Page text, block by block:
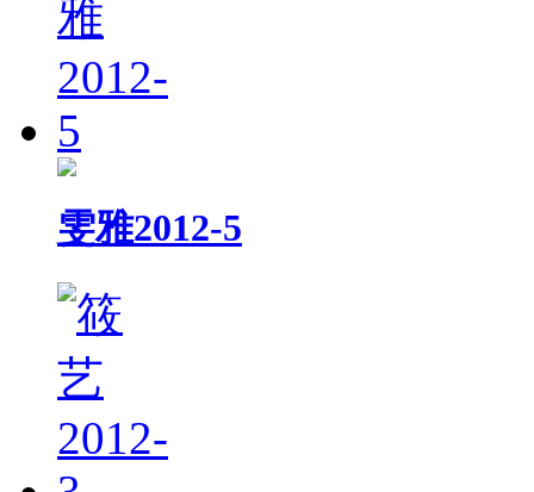
雯雅2012-5